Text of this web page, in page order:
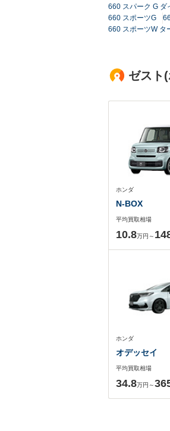
660 スパーク G ダ
660 スポーツG
660 スポーツW タ
ゼスト
ホンダ
N-BOX
平均買取相場
10.8万円～
ホンダ
オデッセイ
平均買取相場
34.8万円～